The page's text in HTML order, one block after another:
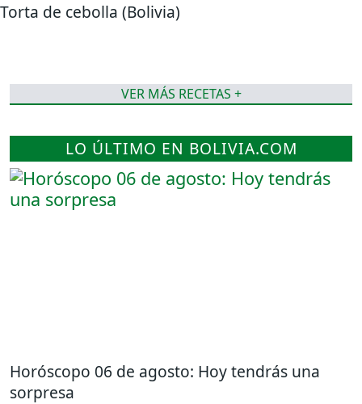
Torta de cebolla (Bolivia)
VER MÁS RECETAS +
LO ÚLTIMO EN BOLIVIA.COM
Horóscopo 06 de agosto: Hoy tendrás una
sorpresa